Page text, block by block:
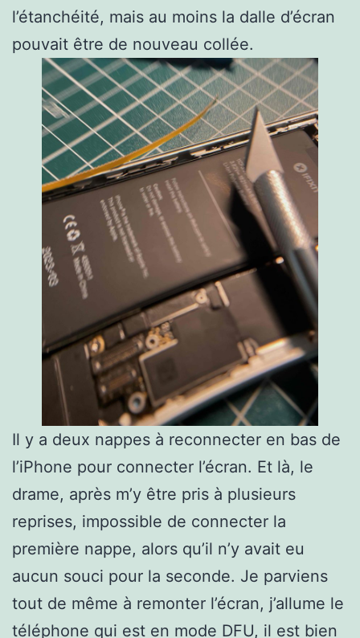
l’étanchéité, mais au moins la dalle d’écran
pouvait être de nouveau collée.
Il y a deux nappes à reconnecter en bas de
l’iPhone pour connecter l’écran. Et là, le
drame, après m’y être pris à plusieurs
reprises, impossible de connecter la
première nappe, alors qu’il n’y avait eu
aucun souci pour la seconde. Je parviens
tout de même à remonter l’écran, j’allume le
téléphone qui est en mode DFU, il est bien